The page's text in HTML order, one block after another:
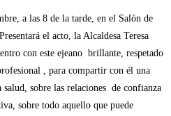
a las 8 de la tarde, en el Salón de
el acto, la Alcaldesa Teresa
con este ejeano brillante, respetado
, para compartir con él una
sobre las relaciones de confianza
sobre todo aquello que puede